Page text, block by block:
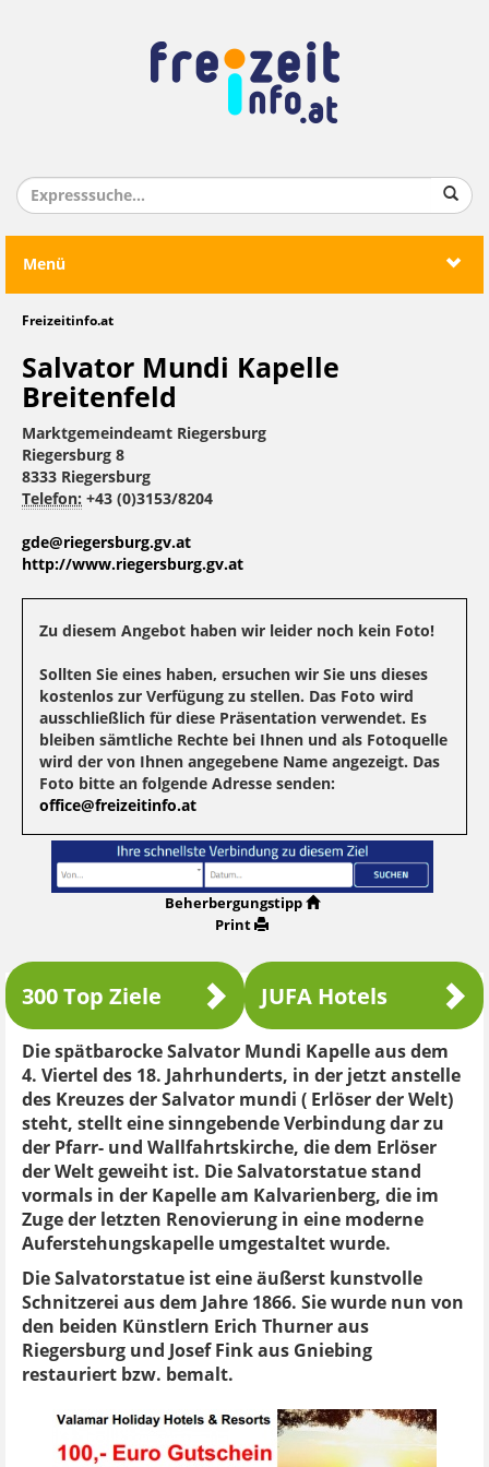
Menü
Freizeitinfo.at
Salvator Mundi Kapelle
Breitenfeld
Marktgemeindeamt Riegersburg
Riegersburg 8
8333 Riegersburg
Telefon: +43 (0)3153/8204
gde@riegersburg.gv.at
http://www.riegersburg.gv.at
Zu diesem Angebot haben wir leider noch kein Foto!
Sollten Sie eines haben, ersuchen wir Sie uns dieses
kostenlos zur Verfügung zu stellen. Das Foto wird
ausschließlich für diese Präsentation verwendet. Es
bleiben sämtliche Rechte bei Ihnen und als Fotoquelle
wird der von Ihnen angegebene Name angezeigt. Das
Foto bitte an folgende Adresse senden:
office@freizeitinfo.at
Beherbergungstipp
Print
300 Top Ziele JUFA Hotels
Die spätbarocke Salvator Mundi Kapelle aus dem
4. Viertel des 18. Jahrhunderts, in der jetzt anstelle
des Kreuzes der Salvator mundi ( Erlöser der Welt)
steht, stellt eine sinngebende Verbindung dar zu
der Pfarr- und Wallfahrtskirche, die dem Erlöser
der Welt geweiht ist. Die Salvatorstatue stand
vormals in der Kapelle am Kalvarienberg, die im
Zuge der letzten Renovierung in eine moderne
Auferstehungskapelle umgestaltet wurde.
Die Salvatorstatue ist eine äußerst kunstvolle
Schnitzerei aus dem Jahre 1866. Sie wurde nun von
den beiden Künstlern Erich Thurner aus
Riegersburg und Josef Fink aus Gniebing
restauriert bzw. bemalt.